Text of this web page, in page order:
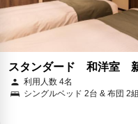
スタンダード 和洋室
利用人数 4名
シングルベッド 2台 & 布団 2組